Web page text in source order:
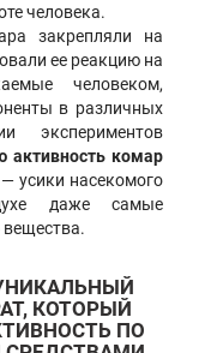
человека.
закрепляли на
ее реакцию на
человеком,
в различных
экспериментов
комар
— усики насекомого
даже самые
КОТОРЫЙ
ПО